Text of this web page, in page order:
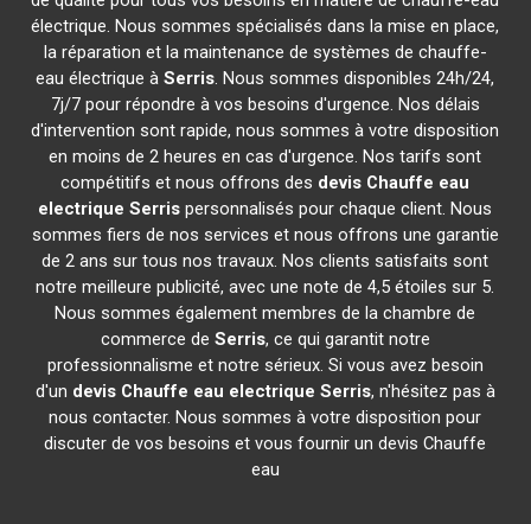
électrique. Nous sommes spécialisés dans la mise en place,
la réparation et la maintenance de systèmes de chauffe-
eau électrique àSerris. Nous sommes disponibles 24h/24,
7j/7 pour répondre à vos besoins d'urgence. Nos délais
d'intervention sont rapide, nous sommes à votre disposition
en moins de 2 heures en cas d'urgence. Nos tarifs sont
compétitifs et nous offrons des devis Chauffe eau
electrique Serris personnalisés pour chaque client. Nous
sommes fiers de nos services et nous offrons une garantie
de 2 ans sur tous nos travaux. Nos clients satisfaits sont
notre meilleure publicité, avec une note de 4,5 étoiles sur 5.
Nous sommes également membres de la chambre de
commerce de Serris, ce qui garantit notre
professionnalisme et notre sérieux. Si vous avez besoin
d'un devis Chauffe eau electrique Serris, n'hésitez pas à
nous contacter. Nous sommes à votre disposition pour
discuter de vos besoins et vous fournir un devis Chauffe
eau